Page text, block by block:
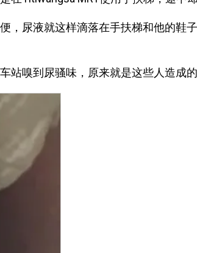
，尿液就这样滴落在手扶梯和他的鞋
站嗅到尿骚味，原来就是这些人造成的